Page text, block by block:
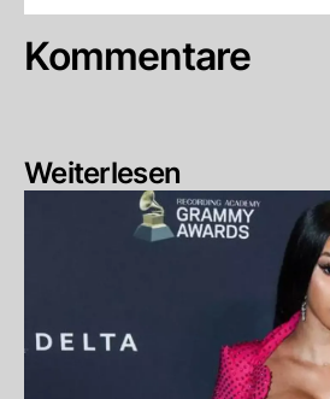
Kommentare
Weiterlesen